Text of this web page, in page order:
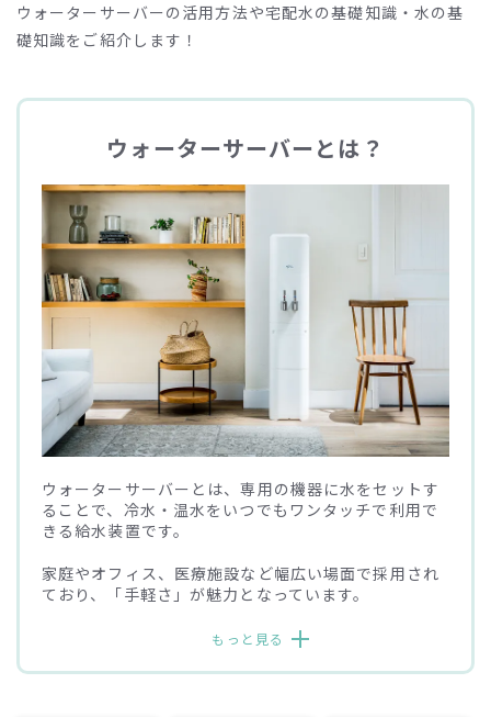
ウォーターサーバーの活用方法や宅配水の基礎知識・水の基
礎知識をご紹介します！
ウォーターサーバーとは？
ウォーターサーバーとは、専用の機器に水をセットす
ることで、 冷水・温水をいつでもワンタッチで利用で
きる給水装置です。
家庭やオフィス、医療施設など幅広い場面で採用され
ており、
「手軽さ」が魅力となっています。